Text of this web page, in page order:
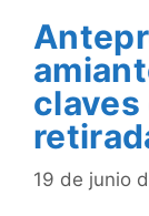
claves
19 de junio